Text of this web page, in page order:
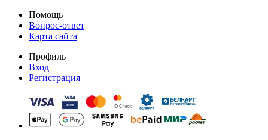
Помощь
Вопрос-ответ
Карта сайта
Профиль
Вход
Регистрация